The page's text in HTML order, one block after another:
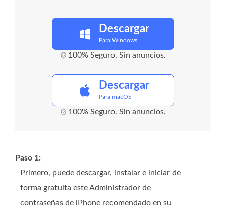
Descargar
Para Windows
100% Seguro. Sin anuncios.
Descargar
Para macOS
100% Seguro. Sin anuncios.
Paso 1:
Primero, puede descargar, instalar e iniciar de
forma gratuita este Administrador de
contraseñas de iPhone recomendado en su